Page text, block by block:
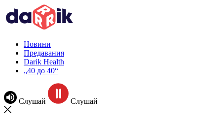
Новини
Предавания
Darik Health
„40 до 40“
Слушай Слушай